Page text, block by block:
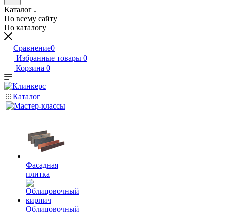
Каталог
По всему сайту
По каталогу
Сравнение0
Избранные товары 0
Корзина 0
Каталог
Фасадная
плитка
Облицовочный